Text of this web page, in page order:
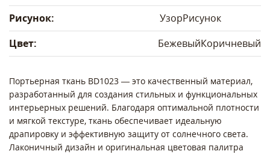
Рисунок:
УзорРисунок
Цвет:
БежевыйКоричневый
Портьерная ткань BD1023 — это качественный материал,
разработанный для создания стильных и функциональных
интерьерных решений. Благодаря оптимальной плотности
и мягкой текстуре, ткань обеспечивает идеальную
драпировку и эффективную защиту от солнечного света.
Лаконичный дизайн и оригинальная цветовая палитра